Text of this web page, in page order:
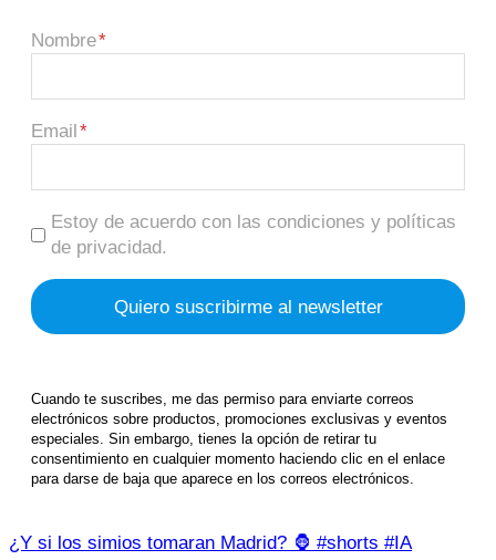
Nombre
Email
Estoy de acuerdo con las condiciones y políticas
de privacidad.
Cuando te suscribes, me das permiso para enviarte correos
electrónicos sobre productos, promociones exclusivas y eventos
especiales. Sin embargo, tienes la opción de retirar tu
consentimiento en cualquier momento haciendo clic en el enlace
para darse de baja que aparece en los correos electrónicos.
¿Y si los simios tomaran Madrid? 🦍 #shorts #IA